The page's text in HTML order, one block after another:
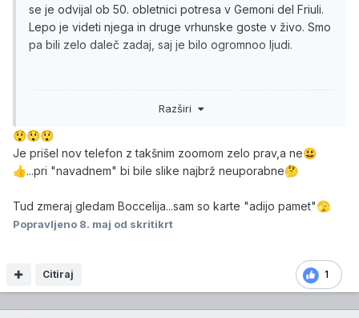
se je odvijal ob 50. obletnici potresa v Gemoni del Friuli.
Lepo je videti njega in druge vrhunske goste v živo. Smo
pa bili zelo daleč zadaj, saj je bilo ogromnoo ljudi.
Razširi
😲😲😲
Je prišel nov telefon z takšnim zoomom zelo prav,a ne😃
👍...pri "navadnem" bi bile slike najbrž neuporabne🤔
Tud zmeraj gledam Boccelija...sam so karte "adijo pamet"🫣
Popravljeno 8. maj od skritikrt
1
Citiraj